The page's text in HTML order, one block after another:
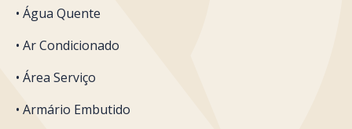
• Água Quente
• Ar Condicionado
• Área Serviço
• Armário Embutido